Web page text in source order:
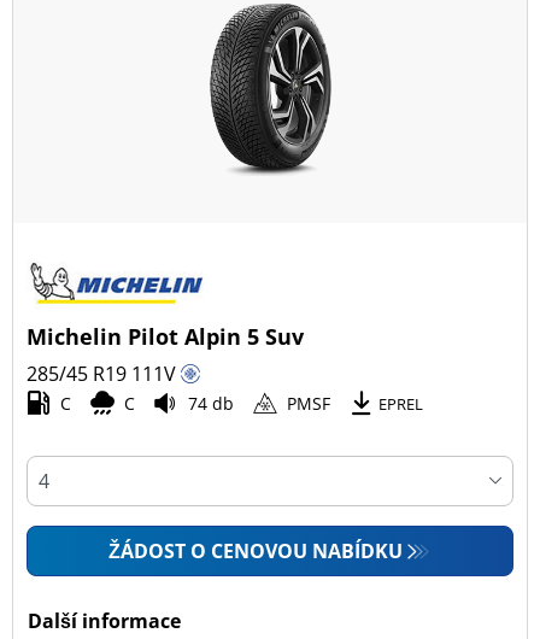
Michelin Pilot Alpin 5 Suv
285/45 R19 111V
C C 74 db PMSF EPREL
ŽÁDOST O CENOVOU NABÍDKU
Další informace